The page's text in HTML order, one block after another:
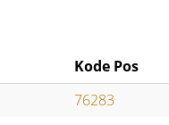
Kode Pos
76283